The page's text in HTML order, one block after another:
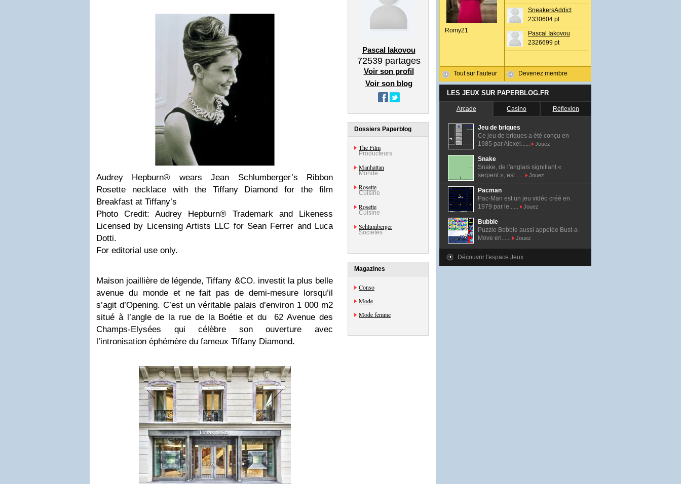
Audrey Hepburn® wears Jean Schlumberger’s Ribbon
Rosette necklace with the Tiffany Diamond for the film
Breakfast at Tiffany’s
Photo Credit: Audrey Hepburn® Trademark and Likeness
Licensed by Licensing Artists LLC for Sean Ferrer and Luca
Dotti.
For editorial use only.
Maison joaillière de légende, Tiffany &CO. investit la plus belle
avenue du monde et ne fait pas de demi-mesure lorsqu’il
s’agit d’Opening. C’est un véritable palais d’environ 1 000 m2
situé à l’angle de la rue de la Boétie et du 62 Avenue des
Champs-Elysées qui célèbre son ouverture avec
l’intronisation éphémère du fameux Tiffany Diamond.
Pascal Iakovou
72539partages
Voir son profil
Voir son blog
Dossiers Paperblog
The Film
Producteurs
Manhattan
Monde
Rosette
Cuisine
Rosette
Cuisine
Schlumberger
Sociétés
Magazines
Conso
Mode
Mode femme
Romy21
Tout sur l'auteur
SneakersAddict
2330604 pt
Pascal Iakovou
2326699 pt
Devenez membre
LES JEUX SUR PAPERBLOG.FR
Arcade Casino Réflexion
Jeu de briques
Ce jeu de briques a été conçu en
1985 par Alexei......
Jouez
Snake
Snake, de l'anglais signifiant «
serpent », est......
Jouez
Pacman
Pac-Man est un jeu vidéo créé en
1979 par le......
Jouez
Bubble
Puzzle Bobble aussi appelée Bust-a-
Move en......
Jouez
Découvrir l'espace Jeux